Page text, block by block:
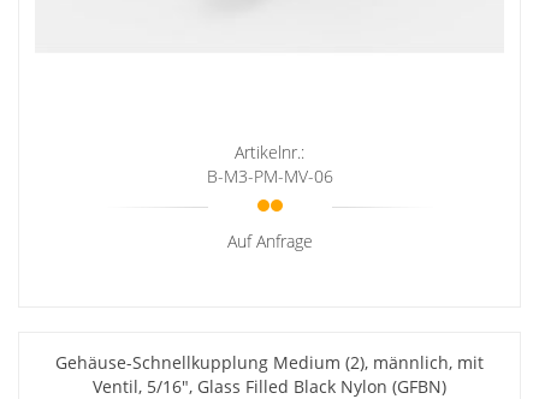
Artikelnr.:
B-M3-PM-MV-06
Auf Anfrage
Gehäuse-Schnellkupplung Medium (2), männlich, mit
Ventil, 5/16", Glass Filled Black Nylon (GFBN)